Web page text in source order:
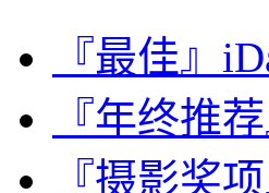
『最佳』
『年终推
『摄影奖